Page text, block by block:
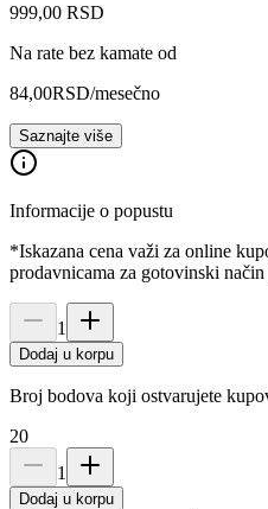
999,00 RSD
Na rate bez kamate od
84,00RSD/mesečno
Saznajte više
Informacije o popustu
*Iskazana cena važi za online
prodavnicama za gotovinski način
1
Dodaj u korpu
Broj bodova koji ostvarujete
20
1
Dodaj u korpu